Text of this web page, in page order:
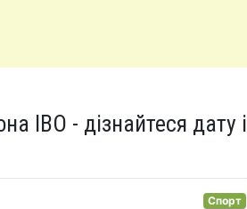
IBO - дізнайтеся дату і
Спорт